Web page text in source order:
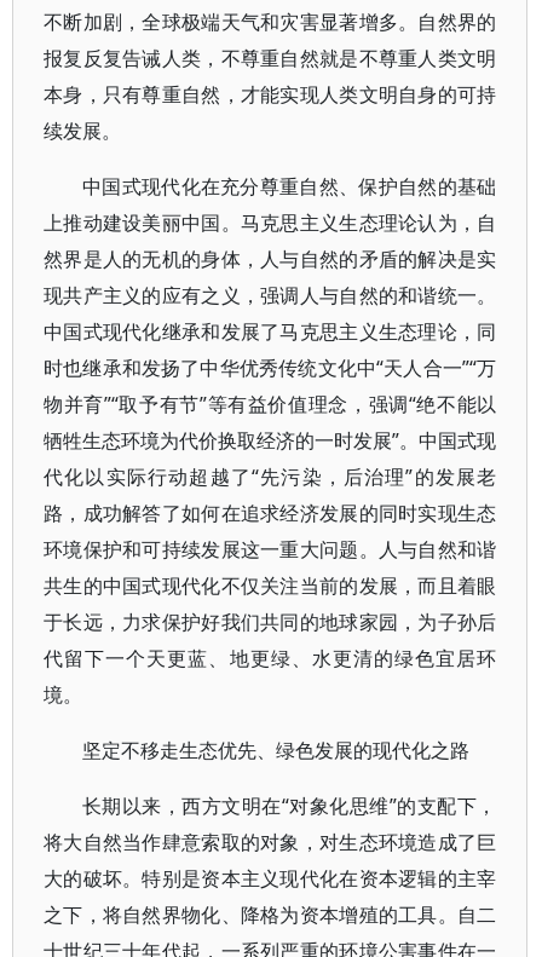
不断加剧，全球极端天气和灾害显著增多。自然界的
报复反复告诫人类，不尊重自然就是不尊重人类文明
本身，只有尊重自然，才能实现人类文明自身的可持
续发展。
中国式现代化在充分尊重自然、保护自然的基础
上推动建设美丽中国。马克思主义生态理论认为，自
然界是人的无机的身体，人与自然的矛盾的解决是实
现共产主义的应有之义，强调人与自然的和谐统一。
中国式现代化继承和发展了马克思主义生态理论，同
时也继承和发扬了中华优秀传统文化中“天人合一”“万
物并育”“取予有节”等有益价值理念，强调“绝不能以
牺牲生态环境为代价换取经济的一时发展”。中国式现
代化以实际行动超越了“先污染，后治理”的发展老
路，成功解答了如何在追求经济发展的同时实现生态
环境保护和可持续发展这一重大问题。人与自然和谐
共生的中国式现代化不仅关注当前的发展，而且着眼
于长远，力求保护好我们共同的地球家园，为子孙后
代留下一个天更蓝、地更绿、水更清的绿色宜居环
境。
坚定不移走生态优先、绿色发展的现代化之路
长期以来，西方文明在“对象化思维”的支配下，
将大自然当作肆意索取的对象，对生态环境造成了巨
大的破坏。特别是资本主义现代化在资本逻辑的主宰
之下，将自然界物化、降格为资本增殖的工具。自二
十世纪三十年代起，一系列严重的环境公害事件在一